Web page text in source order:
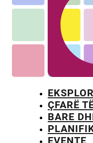
ÇFARË
BARE
EVENTE